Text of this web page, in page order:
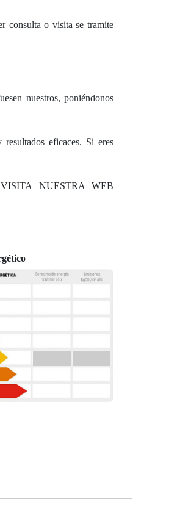
consulta o visita se tramite
nuestros, poniéndonos
eficaces. Si eres
NUESTRA WEB